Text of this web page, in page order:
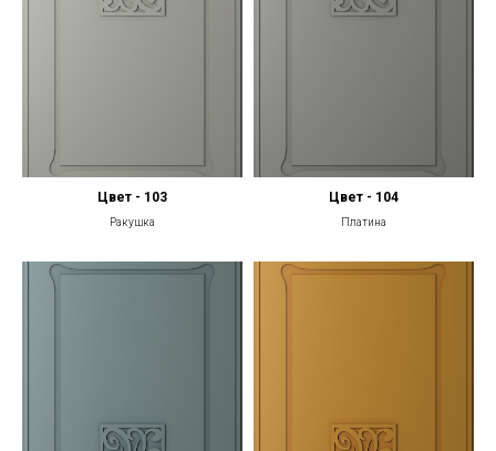
Цвет - 103
Ракушка
Цвет - 104
Платина